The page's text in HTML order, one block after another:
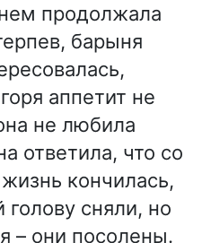
продолжала
барыня
аппетит не
не любила
ответила, что со
кончилась,
сняли, но
– они посолены.